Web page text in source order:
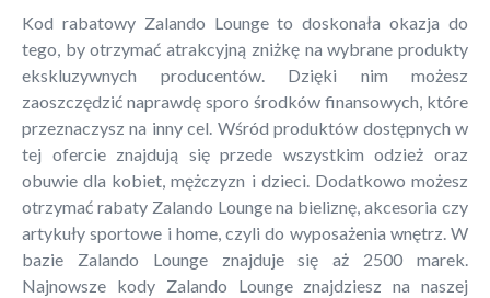
Kod rabatowy Zalando Lounge to doskonała okazja do
tego, by otrzymać atrakcyjną zniżkę na wybrane produkty
ekskluzywnych producentów. Dzięki nim możesz
zaoszczędzić naprawdę sporo środków finansowych, które
przeznaczysz na inny cel. Wśród produktów dostępnych w
tej ofercie znajdują się przede wszystkim odzież oraz
obuwie dla kobiet, mężczyzn i dzieci. Dodatkowo możesz
otrzymać rabaty Zalando Lounge na bieliznę, akcesoria czy
artykuły sportowe i home, czyli do wyposażenia wnętrz. W
bazie Zalando Lounge znajduje się aż 2500 marek.
Najnowsze kody Zalando Lounge znajdziesz na naszej